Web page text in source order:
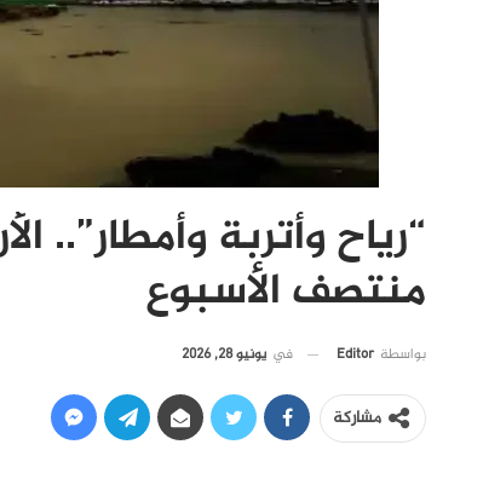
“رياح وأتربة
منتصف الأسبوع
بواسطة Editor في يونيو 28, 2026
مشاركة